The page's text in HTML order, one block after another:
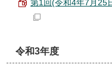
第1回(令和4年7月25
令和3年度